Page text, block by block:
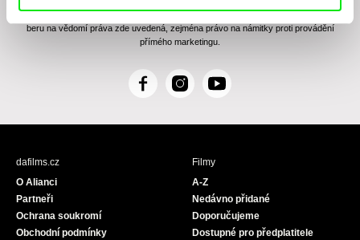
Zásady zpracování osobních údajů, textu rozumím a souhlasím s ním, přičemž
beru na vědomí práva zde uvedená, zejména právo na námitky proti provádění
přímého marketingu.
F
c
I
s
Y
u
dafilms.cz
O Alianci
Partneři
Ochrana soukromí
Obchodní podmínky
Filmy
A-Z
Nedávno přidané
Doporučujeme
Dostupné pro předplatitele